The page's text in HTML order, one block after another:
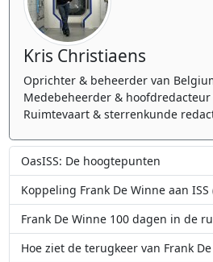
Kris Christiaens
Oprichter & beheerder van
Medebeheerder & hoofdredacteur
Ruimtevaart & sterrenkunde
OasISS: De hoogtepunten
Koppeling Frank De Winne aan ISS
Frank De Winne 100 dagen in de
Hoe ziet de terugkeer van Frank